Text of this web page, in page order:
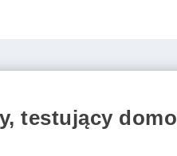
testujący